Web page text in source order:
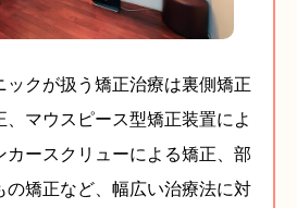
ックが扱う矯正治療は裏側矯正
、マウスピース型矯正装置によ
カースクリューによる矯正、部
の矯正など、幅広い治療法に対